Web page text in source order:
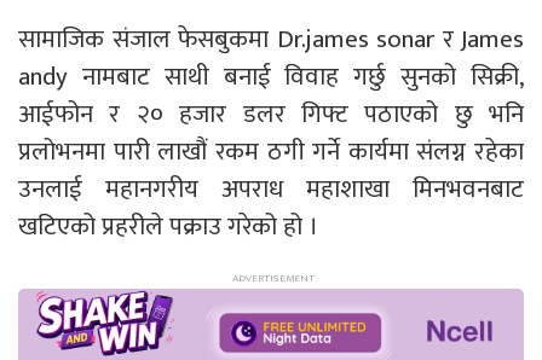
सामाजिक संजाल फेसबुकमा Dr.james sonar र James
andy नामबाट साथी बनाई विवाह गर्छु सुनको सिक्री,
आईफोन र २० हजार डलर गिफ्ट पठाएको छु भनि
प्रलोभनमा पारी लाखौं रकम ठगी गर्ने कार्यमा संलग्न रहेका
उनलाई महानगरीय अपराध महाशाखा मिनभवनबाट
खटिएको प्रहरीले पक्राउ गरेको हो ।